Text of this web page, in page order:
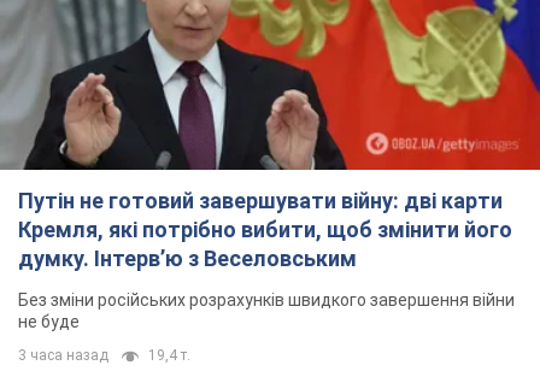
Путін не готовий завершувати війну: дві карти
Кремля, які потрібно вибити, щоб змінити його
думку. Інтерв’ю з Веселовським
Без зміни російських розрахунків швидкого завершення війни
не буде
3 часа назад 19,4 т.